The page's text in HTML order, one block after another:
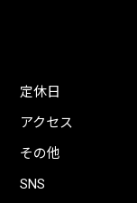
定休日
アクセス
その他
SNS